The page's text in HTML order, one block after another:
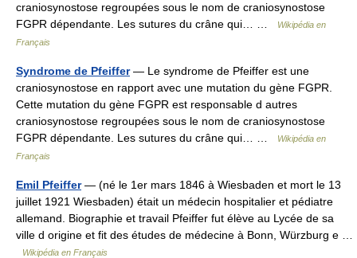
craniosynostose regroupées sous le nom de craniosynostose
FGPR dépendante. Les sutures du crâne qui… …
Wikipédia en
Français
Syndrome de Pfeiffer— Le syndrome de Pfeiffer est une
craniosynostose en rapport avec une mutation du gène FGPR.
Cette mutation du gène FGPR est responsable d autres
craniosynostose regroupées sous le nom de craniosynostose
FGPR dépendante. Les sutures du crâne qui… …
Wikipédia en
Français
Emil Pfeiffer— (né le 1er mars 1846 à Wiesbaden et mort le 13
juillet 1921 Wiesbaden) était un médecin hospitalier et pédiatre
allemand. Biographie et travail Pfeiffer fut élève au Lycée de sa
ville d origine et fit des études de médecine à Bonn, Würzburg e …
Wikipédia en Français